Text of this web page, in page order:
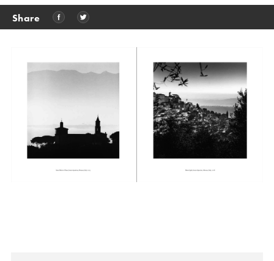
Share